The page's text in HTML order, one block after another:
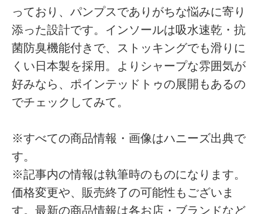
っており、パンプスでありがちな悩みに寄り
添った設計です。インソールは吸水速乾・抗
菌防臭機能付きで、ストッキングでも滑りに
くい日本製を採用。よりシャープな雰囲気が
好みなら、ポインテッドトゥの展開もあるの
でチェックしてみて。
※すべての商品情報・画像はハニーズ出典で
す。
※記事内の情報は執筆時のものになります。
価格変更や、販売終了の可能性もございま
す。最新の商品情報は各お店・ブランドなど